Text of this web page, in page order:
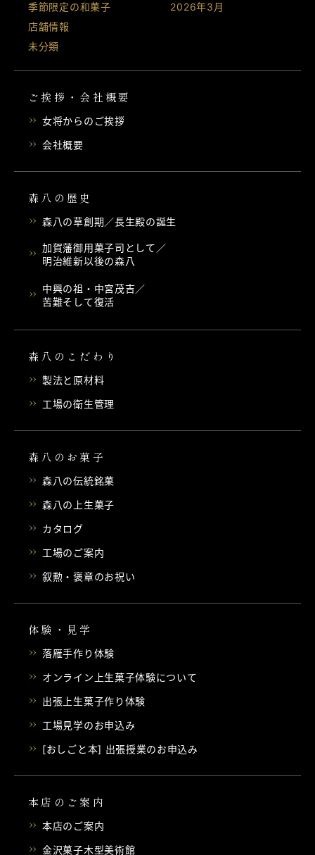
季節限定の和菓子
店舗情報
未分類
2026年3月
ご挨拶・会社概要
女将からのご挨拶
会社概要
森八の歴史
森八の草創期／長生殿の誕生
加賀藩御用菓子司として／
明治維新以後の森八
中興の祖・中宮茂吉／
苦難そして復活
森八のこだわり
製法と原材料
工場の衛生管理
森八のお菓子
森八の伝統銘菓
森八の上生菓子
カタログ
工場のご案内
叙勲・褒章のお祝い
体験・見学
落雁手作り体験
オンライン上生菓子体験について
出張上生菓子作り体験
工場見学のお申込み
[おしごと本] 出張授業のお申込み
本店のご案内
本店のご案内
金沢菓子木型美術館